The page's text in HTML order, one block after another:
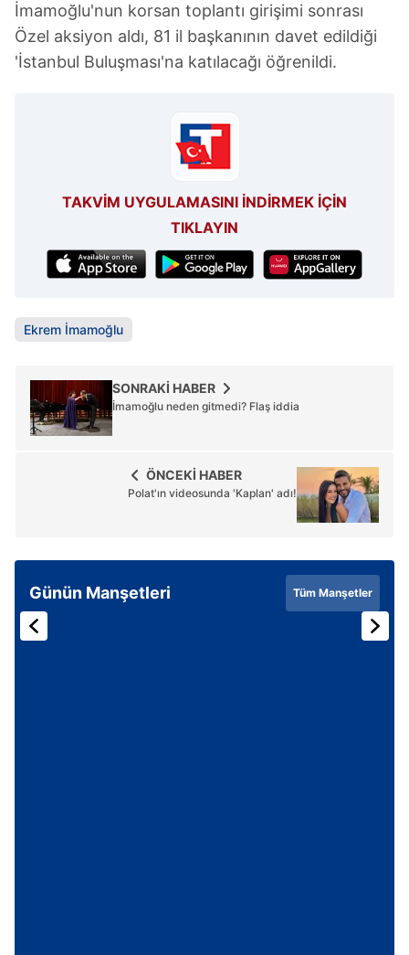
İmamoğlu'nun korsan toplantı girişimi sonrası
Özel aksiyon aldı, 81 il başkanının davet edildiği
'İstanbul Buluşması'na katılacağı öğrenildi.
TAKVİM UYGULAMASINI İNDİRMEK İÇİN
TIKLAYIN
Ekrem İmamoğlu
SONRAKİ HABER
İmamoğlu neden gitmedi? Flaş iddia
ÖNCEKİ HABER
Polat'ın videosunda 'Kaplan' adı!
Günün Manşetleri Tüm Manşetler